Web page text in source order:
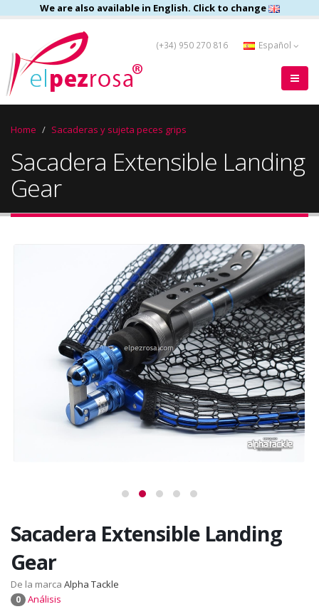
We are also available in English. Click to change
(+34) 950 270 816 Español
Home Sacaderas y sujeta peces grips
Sacadera Extensible Landing
Gear
Sacadera Extensible Landing
Gear
De la marca Alpha Tackle
0 Análisis